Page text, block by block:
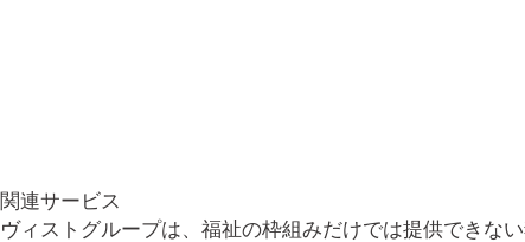
関連サービス
ヴィストグループは、福祉の枠組みだけでは提供できな